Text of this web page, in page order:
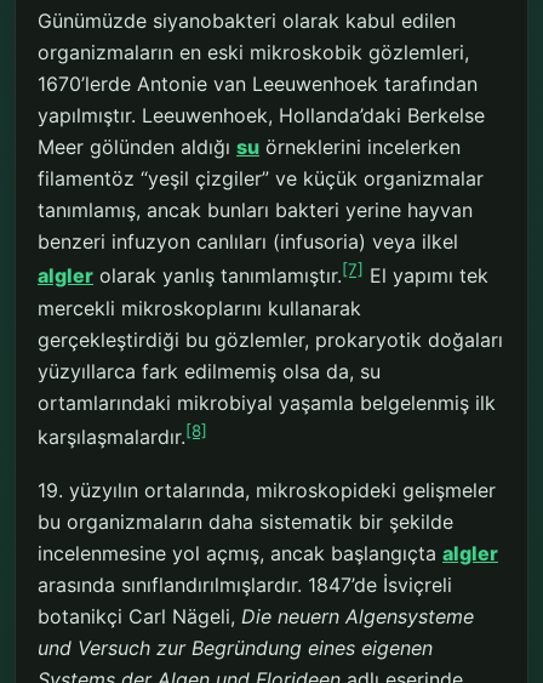
Günümüzde siyanobakteri olarak kabul edilen
organizmaların en eski mikroskobik gözlemleri,
1670’lerde Antonie van Leeuwenhoek tarafından
yapılmıştır. Leeuwenhoek, Hollanda’daki Berkelse
Meer gölünden aldığı su örneklerini incelerken
filamentöz “yeşil çizgiler” ve küçük organizmalar
tanımlamış, ancak bunları bakteri yerine hayvan
benzeri infuzyon canlıları (infusoria) veya ilkel
algler olarak yanlış tanımlamıştır.[7] El yapımı tek
mercekli mikroskoplarını kullanarak
gerçekleştirdiği bu gözlemler, prokaryotik doğaları
yüzyıllarca fark edilmemiş olsa da, su
ortamlarındaki mikrobiyal yaşamla belgelenmiş ilk
karşılaşmalardır.[8]
19. yüzyılın ortalarında, mikroskopideki gelişmeler
bu organizmaların daha sistematik bir şekilde
incelenmesine yol açmış, ancak başlangıçta algler
arasında sınıflandırılmışlardır. 1847’de İsviçreli
botanikçi Carl Nägeli, Die neuern Algensysteme
und Versuch zur Begründung eines eigenen